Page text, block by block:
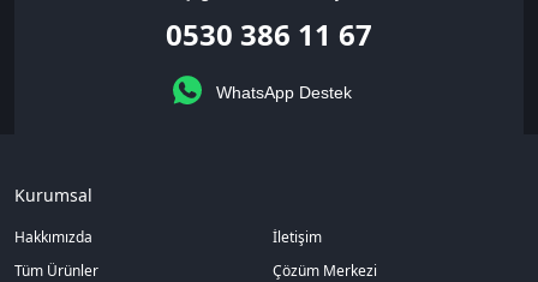
0530 386 11 67
WhatsApp Destek
Kurumsal
Hakkımızda
İletişim
Tüm Ürünler
Çözüm Merkezi